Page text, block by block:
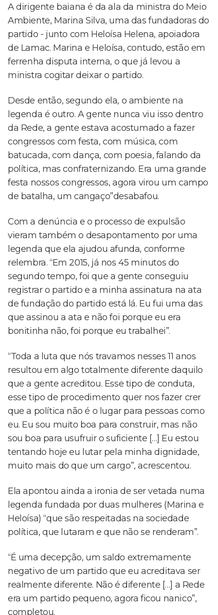
A dirigente baiana é da ala da ministra do Meio
Ambiente, Marina Silva, uma das fundadoras do
partido - junto com Heloísa Helena, apoiadora
de Lamac. Marina e Heloísa, contudo, estão em
ferrenha disputa interna, o que já levou a
ministra cogitar deixar o partido.
Desde então, segundo ela, o ambiente na
legenda é outro. A gente nunca viu isso dentro
da Rede, a gente estava acostumado a fazer
congressos com festa, com música, com
batucada, com dança, com poesia, falando da
política, mas confraternizando. Era uma grande
festa nossos congressos, agora virou um campo
de batalha, um cangaço”desabafou.
Com a denúncia e o processo de expulsão
vieram também o desapontamento por uma
legenda que ela ajudou afunda, conforme
relembra. “Em 2015, já nos 45 minutos do
segundo tempo, foi que a gente conseguiu
registrar o partido e a minha assinatura na ata
de fundação do partido está lá. Eu fui uma das
que assinou a ata e não foi porque eu era
bonitinha não, foi porque eu trabalhei”.
“Toda a luta que nós travamos nesses 11 anos
resultou em algo totalmente diferente daquilo
que a gente acreditou. Esse tipo de conduta,
esse tipo de procedimento quer nos fazer crer
que a política não é o lugar para pessoas como
eu. Eu sou muito boa para construir, mas não
sou boa para usufruir o suficiente […] Eu estou
tentando hoje eu lutar pela minha dignidade,
muito mais do que um cargo”, acrescentou.
Ela apontou ainda a ironia de ser vetada numa
legenda fundada por duas mulheres (Marina e
Heloísa) “que são respeitadas na sociedade
política, que lutaram e que não se renderam”.
“É uma decepção, um saldo extremamente
negativo de um partido que eu acreditava ser
realmente diferente. Não é diferente […] a Rede
era um partido pequeno, agora ficou nanico”,
completou.